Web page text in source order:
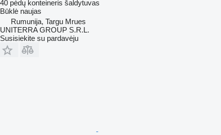
40 pėdų konteineris šaldytuvas
Būklė naujas
Rumunija, Targu Mrues
UNITERRA GROUP S.R.L.
Susisiekite su pardavėju